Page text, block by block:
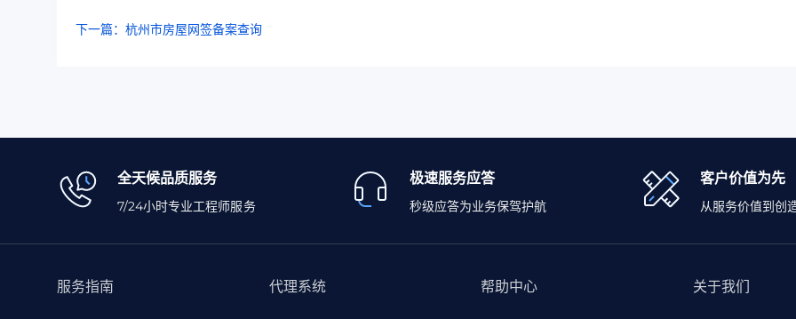
下一篇：杭州市房屋网签备案查询
全天候品质服务
7/24小时专业工程师服务
极速服务应答
秒级应答为业务保驾护航
客户价值为先
从服务价值到创
服务指南 代理系统 帮助中心 关于我们